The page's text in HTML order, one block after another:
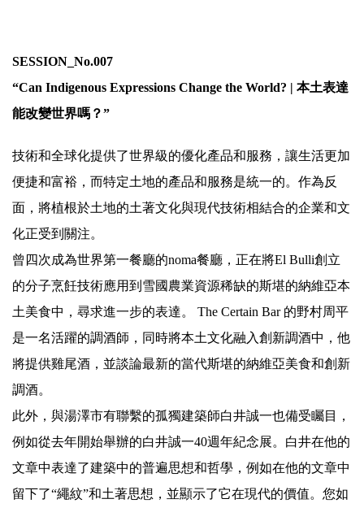
SESSION_No.007
“Can Indigenous Expressions Change the World? | 本土表達
能改變世界嗎？”
技術和全球化提供了世界級的優化產品和服務，讓生活更加
便捷和富裕，而特定土地的產品和服務是統一的。作為反
面，將植根於土地的土著文化與現代技術相結合的企業和文
化正受到關注。
曾四次成為世界第一餐廳的noma餐廳，正在將El Bulli創立
的分子烹飪技術應用到雪國農業資源稀缺的斯堪的納維亞本
土美食中，尋求進一步的表達。 The Certain Bar 的野村周平
是一名活躍的調酒師，同時將本土文化融入創新調酒中，他
將提供雞尾酒，並談論最新的當代斯堪的納維亞美食和創新
調酒。
此外，與湯澤市有聯繫的孤獨建築師白井誠一也備受矚目，
例如從去年開始舉辦的白井誠一40週年紀念展。白井在他的
文章中表達了建築中的普遍思想和哲學，例如在他的文章中
留下了“繩紋”和土著思想，並顯示了它在現代的價值。您如